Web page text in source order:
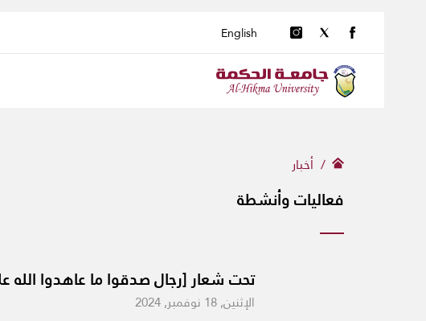
English
أخبار
فعاليات وأنشطة
تحت شعار [رجال صدقوا ما عاهدوا الله
الإثنين, 18 نوفمبر, 2024